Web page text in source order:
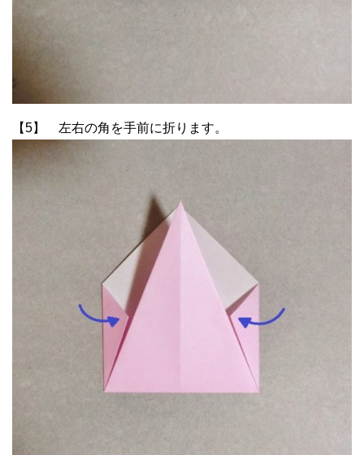
【5】 左右の角を手前に折ります。